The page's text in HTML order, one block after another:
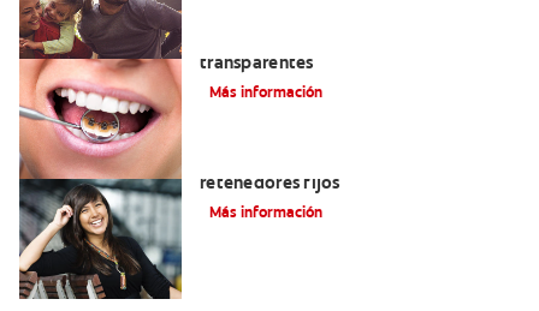
transparentes
Más información
retenedores fijos
Más información